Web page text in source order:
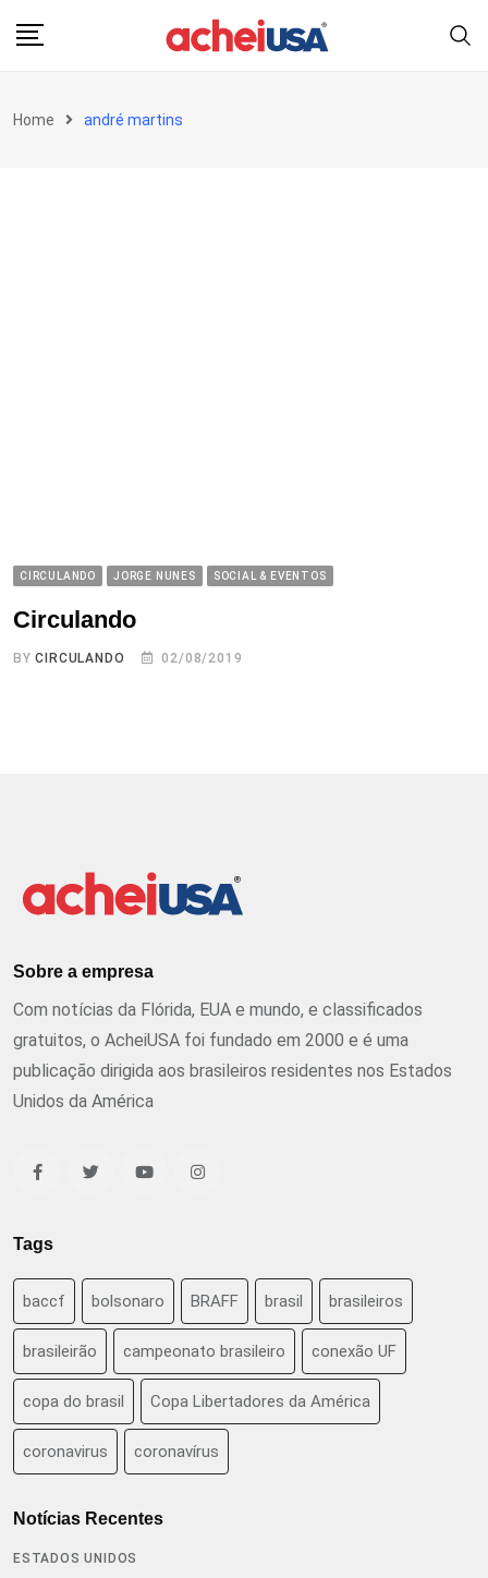
Home andré martins
CIRCULANDO JORGE NUNES SOCIAL & EVENTOS
Circulando
BYCIRCULANDO 02/08/2019
Sobre a empresa
Com notícias da Flórida, EUA e mundo, e classificados
gratuitos, o AcheiUSA foi fundado em 2000 e é uma
publicação dirigida aos brasileiros residentes nos Estados
Unidos da América
Tags
baccf bolsonaro BRAFF brasil brasileiros
brasileirão campeonato brasileiro conexão UF
copa do brasil Copa Libertadores da América
coronavirus coronavírus
Notícias Recentes
ESTADOS UNIDOS